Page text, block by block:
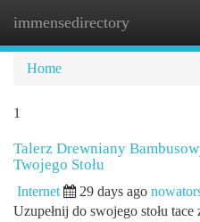
immensedirectory
Home
1
Talerz Drewniany
Twojego Stołu
Internet 29 days ago
Uzupełnij do swojego stołu